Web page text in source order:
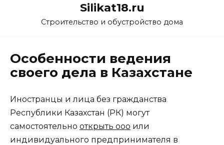
Silikat18.ru
Строительство и обустройство дома
Особенности ведения
своего дела в Казахстане
Иностранцы и лица без гражданства
Республики Казахстан (РК) могут
самостоятельно открыть ооо или
индивидуального предпринимателя в